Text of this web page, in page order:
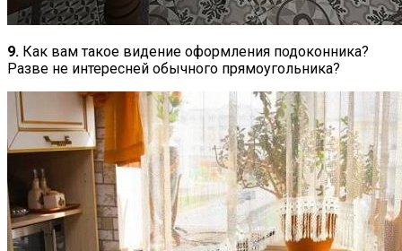
9. Как вам такое видение оформления подоконника?
Разве не интересней обычного прямоугольника?